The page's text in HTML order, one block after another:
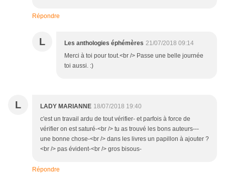
Répondre
L Les anthologies éphémères 21/07/2018 09:14
Merci à toi pour tout.<br /> Passe une belle journée
toi aussi. :)
L LADY MARIANNE 18/07/2018 19:40
c'est un travail ardu de tout vérifier- et parfois à force de
vérifier on est saturé-<br /> tu as trouvé les bons auteurs---
une bonne chose-<br /> dans les livres un papillon à ajouter ?
<br /> pas évident-<br /> gros bisous-
Répondre